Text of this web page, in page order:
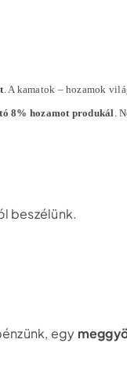
. A kamatok – hozamok
8% hozamot produkál .
beszélünk.
egy